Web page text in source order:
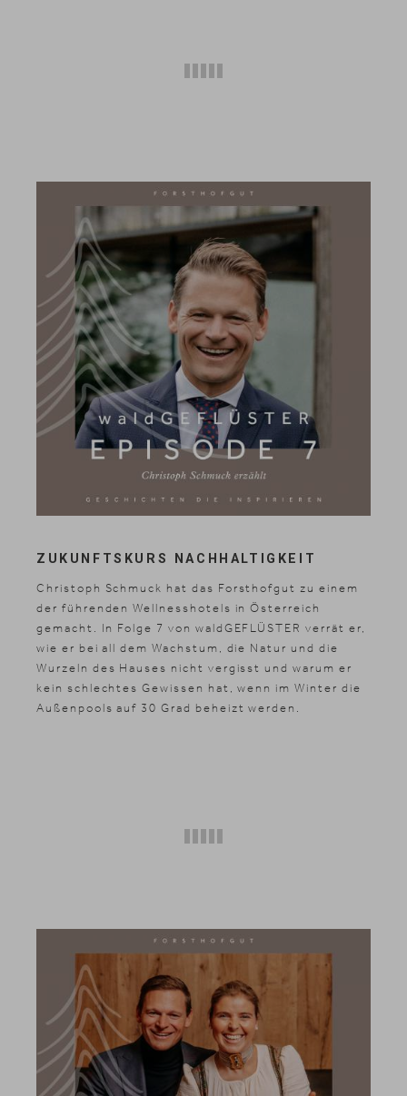
ZUKUNFTSKURS NACHHALTIGKEIT
Christoph Schmuck hat das Forsthofgut zu einem
der führenden Wellnesshotels in Österreich
gemacht. In Folge 7 von waldGEFLÜSTER verrät er,
wie er bei all dem Wachstum, die Natur und die
Wurzeln des Hauses nicht vergisst und warum er
kein schlechtes Gewissen hat, wenn im Winter die
Außenpools auf 30 Grad beheizt werden.